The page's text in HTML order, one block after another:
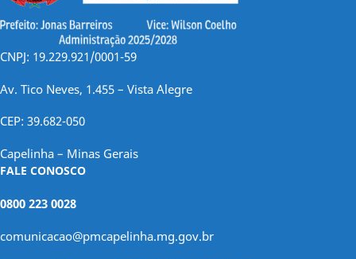
CNPJ: 19.229.921/0001-59
Av. Tico Neves, 1.455 – Vista Alegre
CEP: 39.682-050
Capelinha – Minas Gerais
FALE CONOSCO
0800 223 0028
comunicacao@pmcapelinha.mg.gov.br